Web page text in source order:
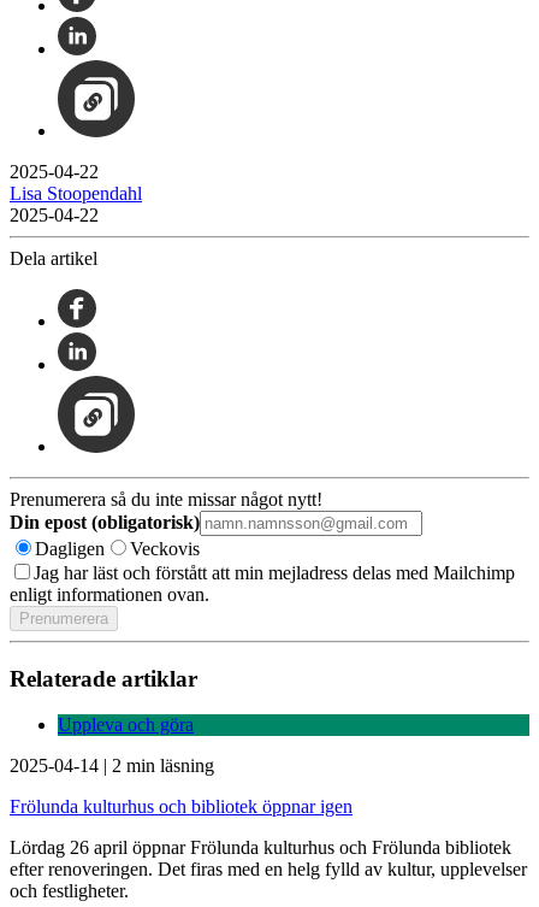
2025-04-22
Lisa Stoopendahl
2025-04-22
Dela artikel
Prenumerera så du inte missar något nytt!
Din epost (obligatorisk)
Dagligen
Veckovis
Jag har läst och förstått att min mejladress delas med Mailchimp
enligt informationen ovan.
Relaterade artiklar
Uppleva och göra
2025-04-14 | 2 min läsning
Frölunda kulturhus och bibliotek öppnar igen
Lördag 26 april öppnar Frölunda kulturhus och Frölunda bibliotek
efter renoveringen. Det firas med en helg fylld av kultur, upplevelser
och festligheter.